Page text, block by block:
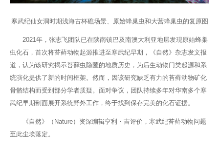
寒武纪仙女洞时期浅海古杯礁场景、原始蜂巢虫和大营蜂巢虫的复原图
2021年，张志飞团队已在陕南镇巴及南澳大利亚地层发现原始蜂巢
虫化石，首次将苔藓动物起源推进至寒武纪早期，《自然》杂志发文报
道，认为该研究揭示苔藓虫隐匿的地质历史，为后生动物门类起源和系
统演化提供了新的时间框架。然而，因该研究缺乏有力的苔藓动物矿化
骨骼结构而受到部分学者质疑。面对争议，团队持续多年对华南多个寒
武纪早期剖面展开系统野外工作，终于找到保存完美的化石证据。
《自然》（Nature）资深编辑亨利・吉评价，寒武纪苔藓动物问题
至此尘埃落定。